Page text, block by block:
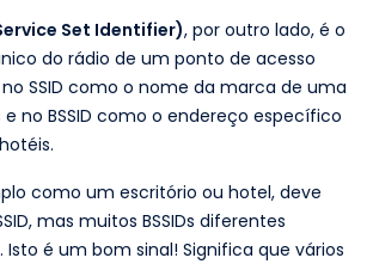
Set Identifier), por outro lado, é o
do rádio de um ponto de acesso
no SSID como o nome da marca de uma
no BSSID como o endereço específico
como um escritório ou hotel, deve
mas muitos BSSIDs diferentes
Isto é um bom sinal! Significa que vários